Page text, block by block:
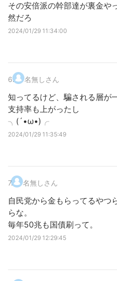
その安倍派の幹部達が裏金や
然だろ
2024/01/29 11:34:00
6. 名無しさん
知ってるけど、騙される層が
支持率も上がったし
╮(´•ω•)╭
2024/01/29 11:35:49
7. 名無しさん
自民党から金もらってるやつ
らな。
毎年50兆も国債刷って。
2024/01/29 12:29:45